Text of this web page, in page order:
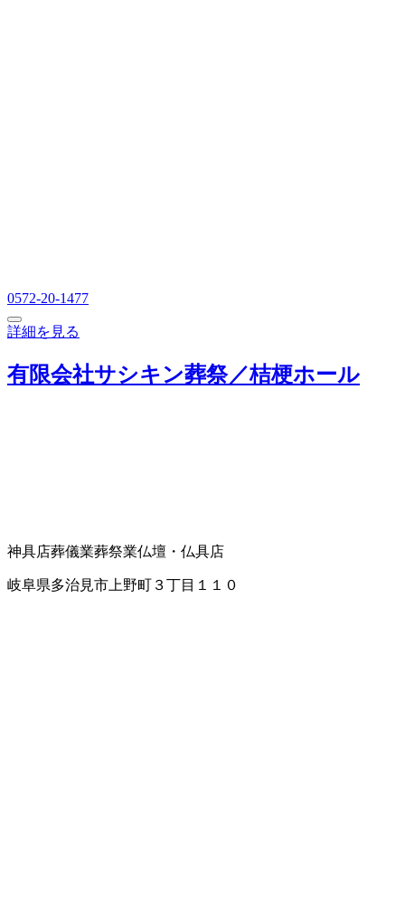
0572-20-1477
詳細を見る
有限会社サシキン葬祭／桔梗ホール
神具店葬儀業葬祭業仏壇・仏具店
岐阜県多治見市上野町３丁目１１０